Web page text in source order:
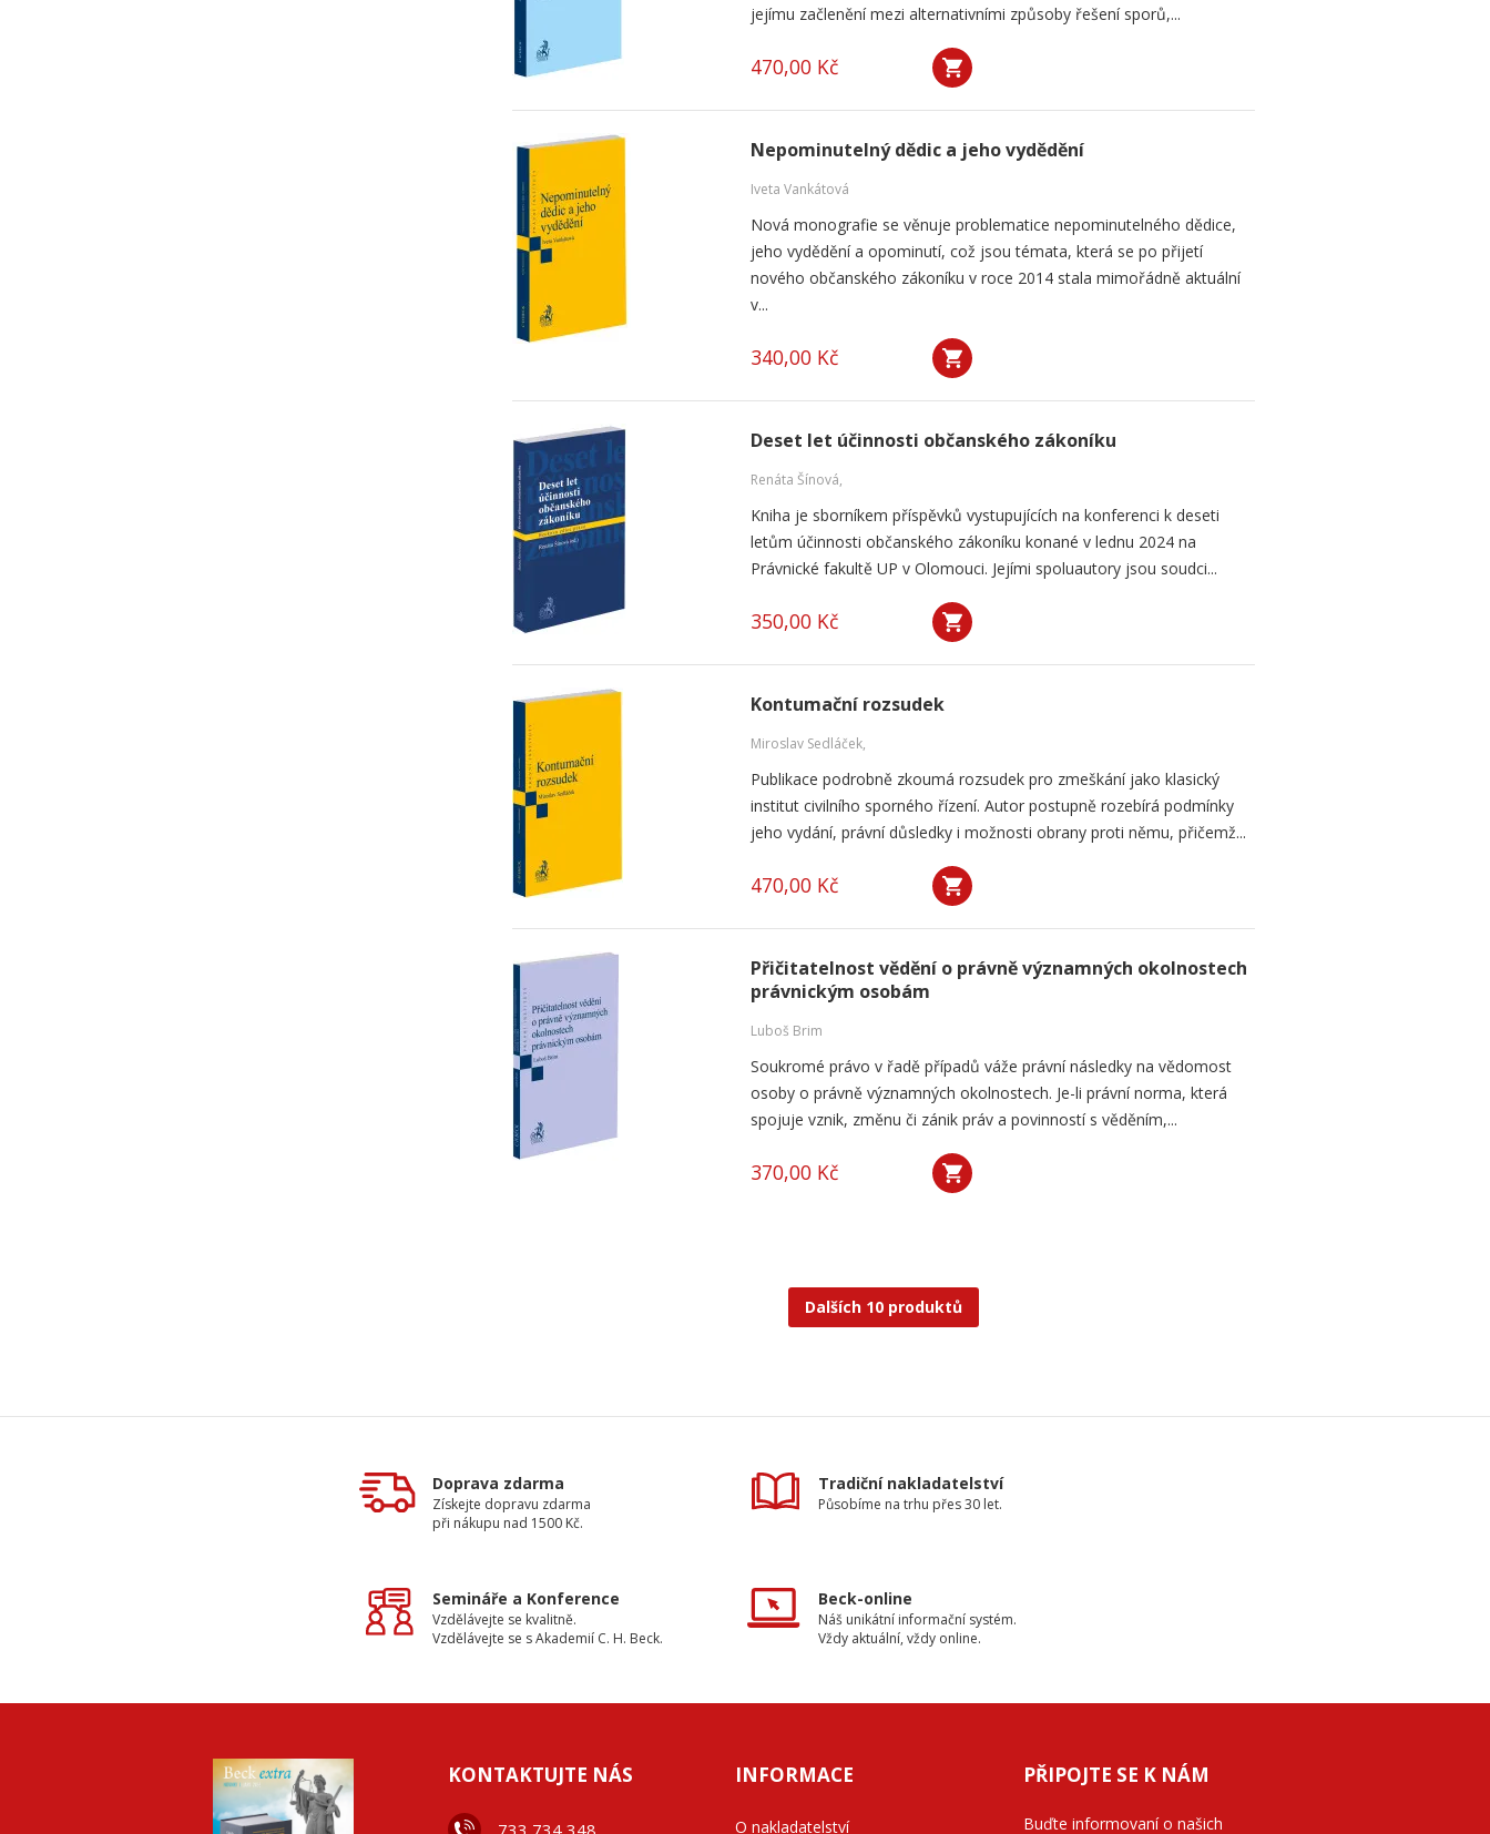
jejímu začlenění mezi alternativními způsoby řešení sporů,...
470,00 Kč
Nepominutelný dědic a jeho vydědění
Iveta Vankátová
Nová monografie se věnuje problematice nepominutelného dědice,
jeho vydědění a opominutí, což jsou témata, která se po přijetí
nového občanského zákoníku v roce 2014 stala mimořádně aktuální
v...
340,00 Kč
Deset let účinnosti občanského zákoníku
Renáta Šínová,
Kniha je sborníkem příspěvků vystupujících na konferenci k deseti
letům účinnosti občanského zákoníku konané v lednu 2024 na
Právnické fakultě UP v Olomouci. Jejími spoluautory jsou soudci...
350,00 Kč
Kontumační rozsudek
Miroslav Sedláček,
Publikace podrobně zkoumá rozsudek pro zmeškání jako klasický
institut civilního sporného řízení. Autor postupně rozebírá podmínky
jeho vydání, právní důsledky i možnosti obrany proti němu, přičemž...
470,00 Kč
Přičitatelnost vědění o právně významných okolnostech
právnickým osobám
Luboš Brim
Soukromé právo v řadě případů váže právní následky na vědomost
osoby o právně významných okolnostech. Je-li právní norma, která
spojuje vznik, změnu či zánik práv a povinností s věděním,...
370,00 Kč
Dalších 10 produktů
Doprava zdarma
Získejte dopravu zdarma
při nákupu nad 1500 Kč.
Tradiční nakladatelství
Působíme na trhu přes 30 let.
Semináře a Konference
Vzdělávejte se kvalitně.
Vzdělávejte se s Akademií C. H. Beck.
Beck-online
Náš unikátní informační systém.
Vždy aktuální, vždy online.
KONTAKTUJTE NÁS INFORMACE
O nakladatelství
PŘIPOJTE SE K NÁM
Buďte informovaní o našich